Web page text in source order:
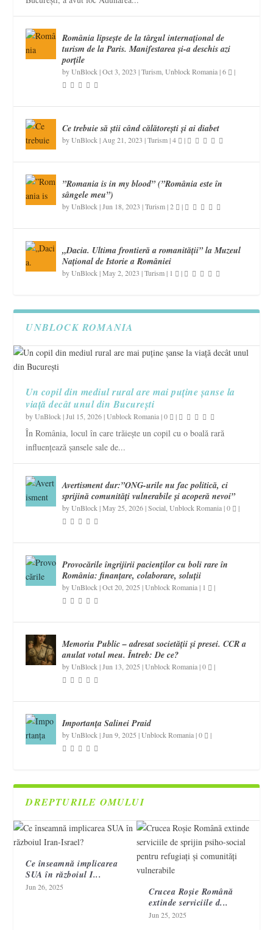
România lipsește de la târgul internațional de
turism de la Paris. Manifestarea și-a deschis azi
porțile
byUnBlock |Oct 3, 2023 |Turism ,Unblock Romania|6 |
Ce trebuie să știi când călătorești și ai diabet
byUnBlock | Aug 21, 2023 |Turism|4 |
”Romania is in my blood” (”România este în
sângele meu”)
byUnBlock |Jun 18, 2023 |Turism|2 |
„Dacia. Ultima frontieră a romanității” la Muzeul
Național de Istorie a României
byUnBlock |May 2, 2023 |Turism| 1 |
UNBLOCK ROMANIA
Un copil din mediul rural are mai puține șanse la
viață decât unul din București
byUnBlock |Jul 15, 2026|Unblock Romania|0 |
În România, locul în care trăiește un copil cu o boală rară
influențează șansele sale de...
Avertisment dur:”ONG-urile nu fac politică, ci
sprijină comunități vulnerabile și acoperă nevoi”
byUnBlock |May 25, 2026|Social ,Unblock Romania|0 |
Provocările îngrijirii pacienților cu boli rare în
România: finanțare, colaborare, soluții
byUnBlock |Oct 20, 2025 |Unblock Romania| 1 |
Memoriu Public – adresat societății și presei. CCR a
anulat votul meu. Întreb: De ce?
byUnBlock |Jun 13, 2025 |Unblock Romania|0 |
Importanța Salinei Praid
byUnBlock |Jun 9, 2025 |Unblock Romania|0 |
DREPTURILE OMULUI
Ce înseamnă implicarea
SUA în războiul I...
Jun 26, 2025
Crucea Roșie Română
extinde serviciile d...
Jun 25, 2025